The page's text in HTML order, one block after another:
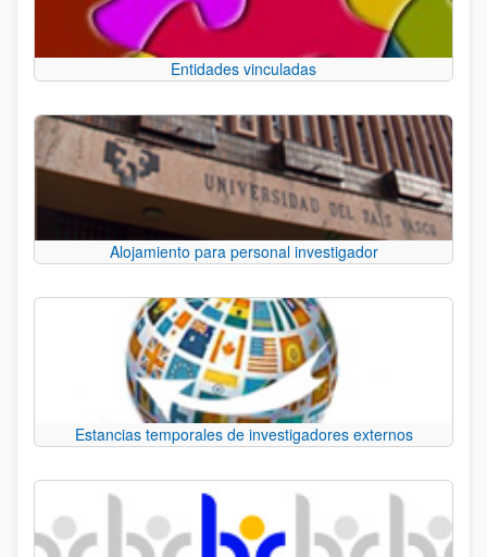
Entidades vinculadas
Alojamiento para personal investigador
Estancias temporales de investigadores externos